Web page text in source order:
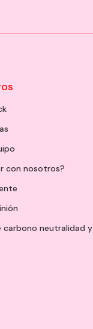
con nosotros?
carbono neutralidad y